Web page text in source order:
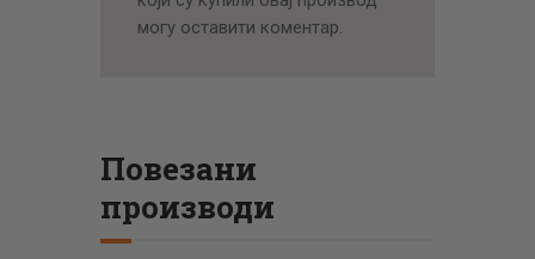
могу оставити коментар.
Повезани
производи